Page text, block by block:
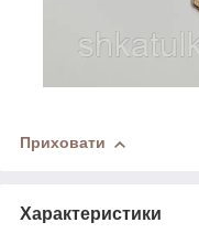
Приховати
Характеристики